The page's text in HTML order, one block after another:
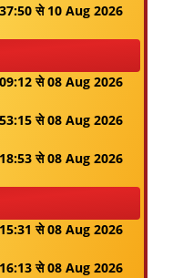
से 10 Aug 2026
से 08 Aug 2026
से 08 Aug 2026
से 08 Aug 2026
से 08 Aug 2026
से 08 Aug 2026